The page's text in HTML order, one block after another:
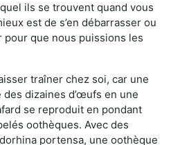
ils se trouvent quand vous
est de s’en débarrasser ou
que nous puissions les
traîner chez soi, car une
dizaines d’œufs en une
se reproduit en pondant
oothèques. Avec des
portensa, une oothèque